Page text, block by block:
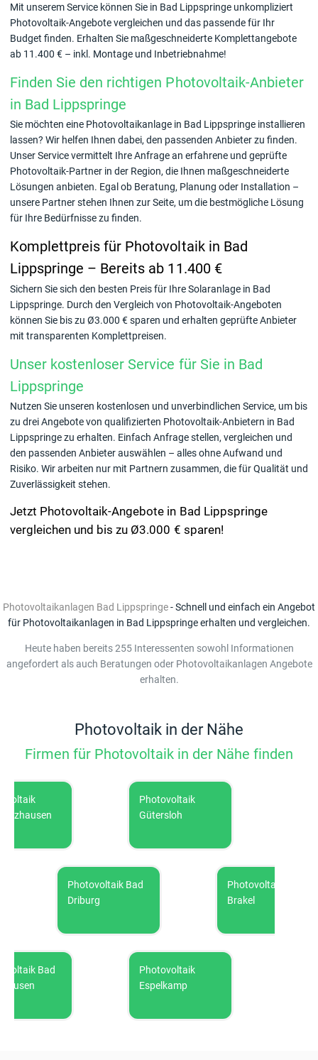
Mit unserem Service können Sie in Bad Lippspringe unkompliziert
Photovoltaik-Angebote vergleichen und das passende für Ihr
Budget finden. Erhalten Sie maßgeschneiderte Komplettangebote
ab 11.400 € – inkl. Montage und Inbetriebnahme!
Finden Sie den richtigen Photovoltaik-Anbieter
in Bad Lippspringe
Sie möchten eine Photovoltaikanlage in Bad Lippspringe installieren
lassen? Wir helfen Ihnen dabei, den passenden Anbieter zu finden.
Unser Service vermittelt Ihre Anfrage an erfahrene und geprüfte
Photovoltaik-Partner in der Region, die Ihnen maßgeschneiderte
Lösungen anbieten. Egal ob Beratung, Planung oder Installation –
unsere Partner stehen Ihnen zur Seite, um die bestmögliche Lösung
für Ihre Bedürfnisse zu finden.
Komplettpreis für Photovoltaik in Bad
Lippspringe – Bereits ab 11.400 €
Sichern Sie sich den besten Preis für Ihre Solaranlage in Bad
Lippspringe. Durch den Vergleich von Photovoltaik-Angeboten
können Sie bis zu Ø3.000 € sparen und erhalten geprüfte Anbieter
mit transparenten Komplettpreisen.
Unser kostenloser Service für Sie in Bad
Lippspringe
Nutzen Sie unseren kostenlosen und unverbindlichen Service, um bis
zu drei Angebote von qualifizierten Photovoltaik-Anbietern in Bad
Lippspringe zu erhalten. Einfach Anfrage stellen, vergleichen und
den passenden Anbieter auswählen – alles ohne Aufwand und
Risiko. Wir arbeiten nur mit Partnern zusammen, die für Qualität und
Zuverlässigkeit stehen.
Jetzt Photovoltaik-Angebote in Bad Lippspringe
vergleichen und bis zu Ø3.000 € sparen!
Photovoltaikanlagen Bad Lippspringe- Schnell und einfach ein Angebot
für Photovoltaikanlagen in Bad Lippspringe erhalten und vergleichen.
Heute haben bereits 255 Interessenten sowohl Informationen
angefordert als auch Beratungen oder Photovoltaikanlagen Angebote
erhalten.
Photovoltaik in der Nähe
Firmen für Photovoltaik in der Nähe finden
Photovoltaik
Gütersloh
Photovoltaik
Brakel
Photovoltaik Bad
Driburg
Bad
Photovoltaik
Espelkamp